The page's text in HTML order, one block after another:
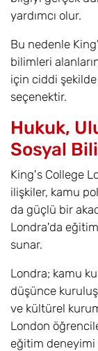
yardımcı olur.
Bu nedenle
bilimleri
için ciddi
seçenektir.
Hukuk,
Sosyal
King's College
ilişkiler, kamu
da güçlü bir
Londra'da
sunar.
Londra; kamu
düşünce
ve kültürel
London
eğitim deneyimi